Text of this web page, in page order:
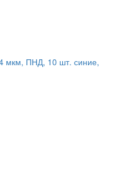
мкм, ПНД, 10 шт. синие,